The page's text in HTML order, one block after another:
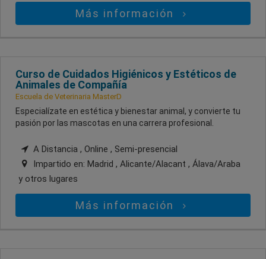
Más información
Curso de Cuidados Higiénicos y Estéticos de
Animales de Compañía
Escuela de Veterinaria MasterD
Especialízate en estética y bienestar animal, y convierte tu
pasión por las mascotas en una carrera profesional.
A Distancia , Online , Semi-presencial
Impartido en: Madrid , Alicante/Alacant , Álava/Araba
y otros lugares
Más información